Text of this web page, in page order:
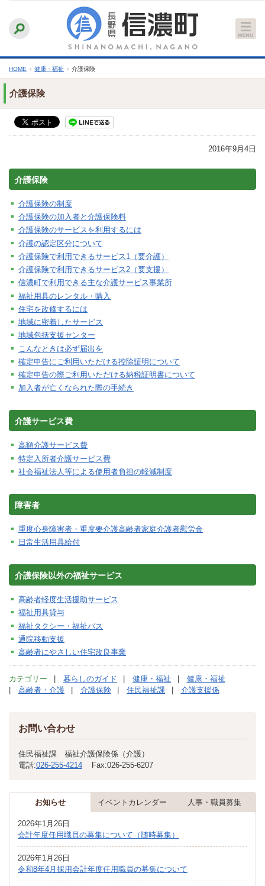
文
へ
ふりがなをつける
文字サイズ
縮小 標準 拡大
HOME › 健康・福祉 › 介護保険
介護保険
2016年9月4日
介護保険
介護保険の制度
介護保険の加入者と介護保険料
介護保険のサービスを利用するには
介護の認定区分について
介護保険で利用できるサービス1（要介護）
介護保険で利用できるサービス2（要支援）
信濃町で利用できる主な介護サービス事業所
福祉用具のレンタル・購入
住宅を改修するには
地域に密着したサービス
地域包括支援センター
こんなときは必ず届出を
確定申告にご利用いただける控除証明について
確定申告の際ご利用いただける納税証明書について
加入者が亡くなられた際の手続き
介護サービス費
高額介護サービス費
特定入所者介護サービス費
社会福祉法人等による使用者負担の軽減制度
障害者
重度心身障害者・重度要介護高齢者家庭介護者慰労金
日常生活用具給付
介護保険以外の福祉サービス
高齢者軽度生活援助サービス
福祉用具貸与
福祉タクシー・福祉バス
通院移動支援
高齢者にやさしい住宅改良事業
カテゴリー 暮らしのガイド 健康・福祉
健康・福祉
高齢者・介護
介護保険 住民福祉課 介護支援係
お問い合わせ
住民福祉課 福祉介護保険係（介護）
電話:026-255-4214 Fax:026-255-6207
お知らせ イベントカレンダー 人事・職員募集
2026年1月26日
会計年度任用職員の募集について（随時募集）
2026年1月26日
令和8年4月採用会計年度任用職員の募集について